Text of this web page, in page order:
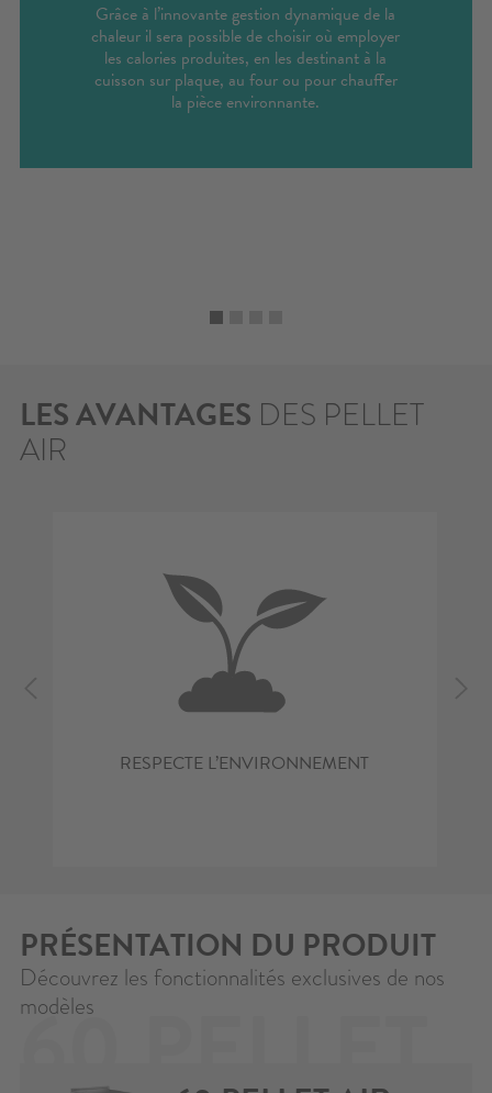
Grâce à l’innovante gestion dynamique de la
chaleur il sera possible de choisir où employer
les calories produites, en les destinant à la
cuisson sur plaque, au four ou pour chauffer
la pièce environnante.
LES AVANTAGES DES PELLET
AIR
RESPECTE L’ENVIRONNEMENT
PRÉSENTATION DU PRODUIT
Découvrez les fonctionnalités exclusives de nos
modèles
60 PELLET